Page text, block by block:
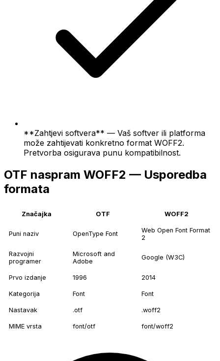
**Zahtjevi softvera** — Vaš softver ili platforma
može zahtijevati konkretno format WOFF2.
Pretvorba osigurava punu kompatibilnost.
OTF naspram WOFF2 — Usporedba
formata
Značajka OTF WOFF2
Puni naziv OpenType Font
Web Open Font Format
2
Razvojni
programer
Microsoft and
Adobe
Google (W3C)
Prvo izdanje 1996 2014
Kategorija Font Font
Nastavak .otf .woff2
MIME vrsta font/otf font/woff2